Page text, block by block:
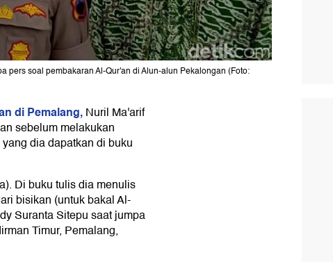
pers soal pembakaran Al-Qur'an di Alun-alun Pekalongan (Foto:
di Pemalang,Nuril Ma'arif
sebelum melakukan
dia dapatkan di buku
Di buku tulis dia menulis
bisikan (untuk bakal Al-
Suranta Sitepu saat jumpa
Timur, Pemalang,